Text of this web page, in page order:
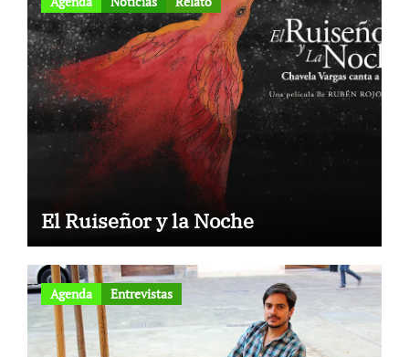
El Ruiseñor y la Noche
Agenda Entrevistas